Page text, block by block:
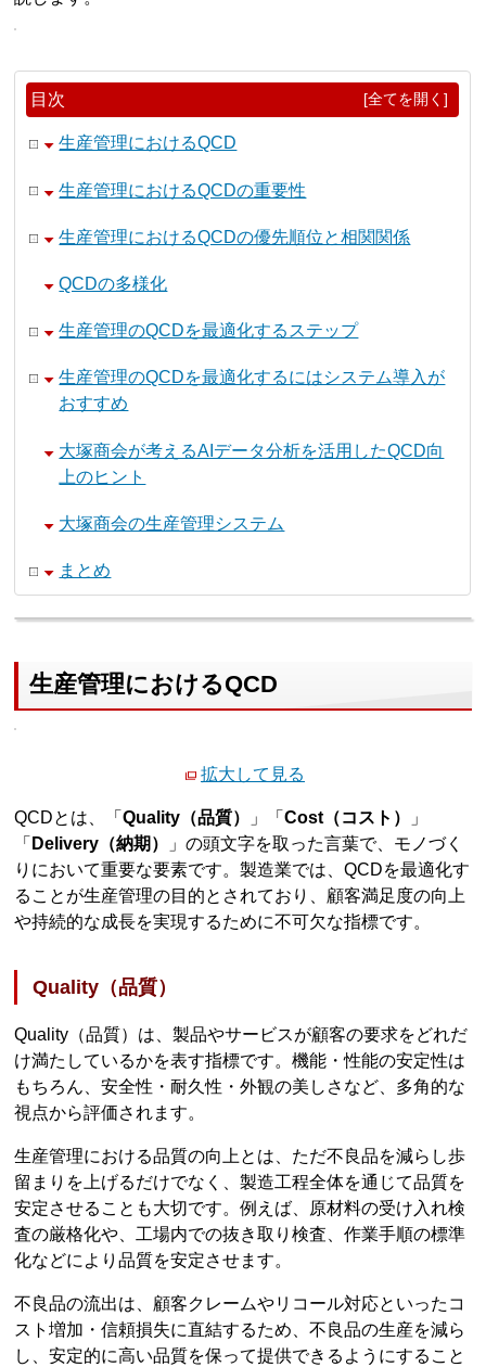
目次 [全てを開く]
生産管理におけるQCD
生産管理におけるQCDの重要性
生産管理におけるQCDの優先順位と相関関係
QCDの多様化
生産管理のQCDを最適化するステップ
生産管理のQCDを最適化するにはシステム導入が
おすすめ
大塚商会が考えるAIデータ分析を活用したQCD向
上のヒント
大塚商会の生産管理システム
まとめ
生産管理におけるQCD
拡大して見る
QCDとは、「Quality（品質） 」「Cost（コスト）
」
「 Delivery（納期）
」の頭文字を取った言葉で、モノづく
りにおいて重要な要素です。製造業では、QCDを最適化す
ることが生産管理の目的とされており、顧客満足度の向上
や持続的な成長を実現するために不可欠な指標です。
Quality（品質）
Quality（品質）は、製品やサービスが顧客の要求をどれだ
け満たしているかを表す指標です。機能・性能の安定性は
もちろん、安全性・耐久性・外観の美しさなど、多角的な
視点から評価されます。
生産管理における品質の向上とは、ただ不良品を減らし歩
留まりを上げるだけでなく、製造工程全体を通じて品質を
安定させることも大切です。例えば、原材料の受け入れ検
査の厳格化や、工場内での抜き取り検査、作業手順の標準
化などにより品質を安定させます。
不良品の流出は、顧客クレームやリコール対応といったコ
スト増加・信頼損失に直結するため、不良品の生産を減ら
し、安定的に高い品質を保って提供できるようにすること